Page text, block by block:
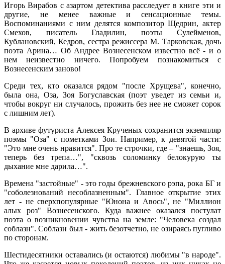
Игорь Вирабов с азартом детектива расследует в книге эти и
другие, не менее важные и сенсационные темы.
Воспоминаниями с ним делятся композитор Щедрин, актер
Смехов, писатель Гладилин, поэты Сулейменов,
Кублановский, Кедров, сестра режиссера М. Тарковская, дочь
поэта Арина… Об Андрее Вознесенском известно всё - и о
нем неизвестно ничего. Попробуем познакомиться с
Вознесенским заново!
Среди тех, кто оказался рядом "после Хрущева", конечно,
была она, Оза, Зоя Богуславская (поэт уведет из семьи и,
чтобы вокруг ни случалось, прожить без нее не сможет сорок
с лишним лет).
В архиве футуриста Алексея Крученых сохранится экземпляр
поэмы "Оза" с пометками Зои. Например, к девятой части:
"Это мне очень нравится". Про те строчки, где – "знаешь, Зоя,
теперь без трепа…", "сквозь соломинку белокурую ты
дыхание мне дарила…".
Времена "застойные" - это годы брежневского рэпа, рока БГ и
"соболезнований несоблазненным". Главное открытие этих
лет - не сверхпопулярные "Юнона и Авось", не "Миллион
алых роз" Вознесенского. Куда важнее оказался постулат
поэта о возникновении чувства на земле: "Человека создал
соблазн". Соблазн был - жить безотчетно, не озираясь пугливо
по сторонам.
Шестидесятники оставались (и остаются) любимы "в народе".